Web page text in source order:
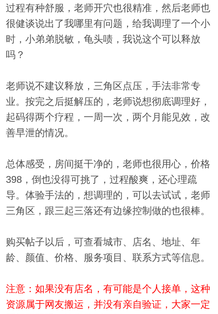
过程有种舒服，老师开穴也很精准，然后老师也
很健谈说出了我哪里有问题，给我调理了一个小
时，小弟弟脱敏，龟头啧，我说这个可以释放
吗？
老师说不建议释放，三角区点压，手法非常专
业。按完之后挺解压的，老师说想彻底调理好，
起码得两个疗程，一周一次，两个月能见效，改
善早泄的情况。
总体感受，房间挺干净的，老师也很用心，价格
398，倒也没得可挑了，过程酸爽，还心理疏
导。体验手法的，想调理的，可以去试试，老师
三角区，跟三起三落还有边缘控制做的也很棒。
购买帖子以后，可查看城市、店名、地址、年
龄、颜值、价格、服务项目、联系方式等信息。
注意：如果没有店名，有可能是个人接单，这种
资源属于网友搬运，并没有亲自验证，大家一定